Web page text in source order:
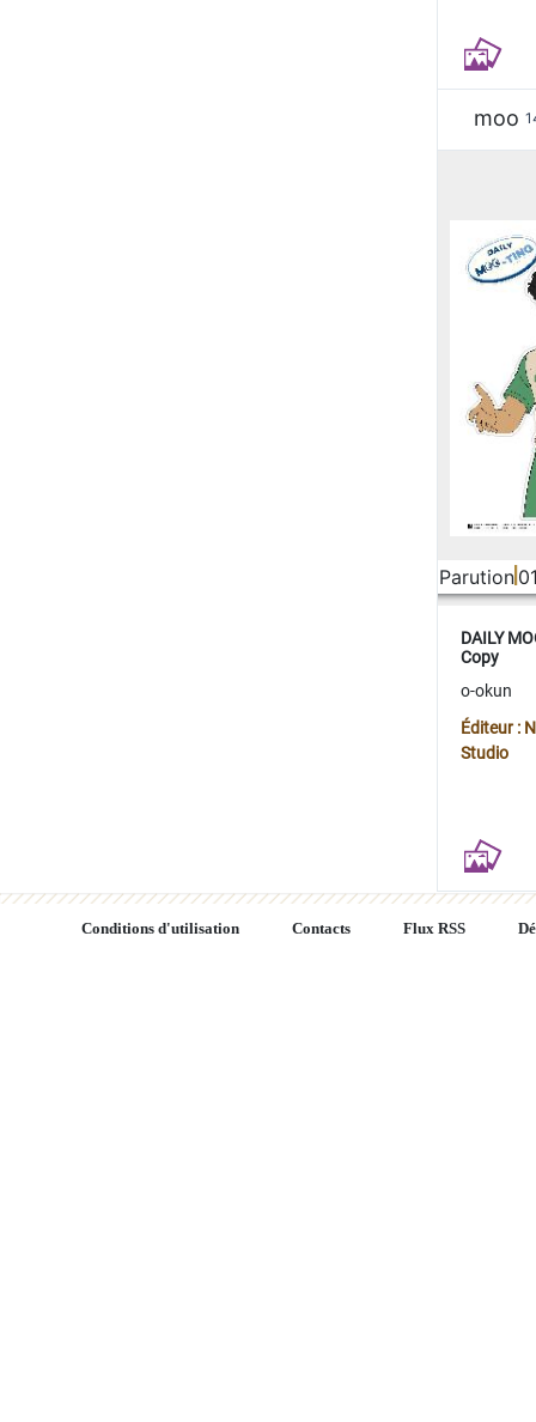
moo
Parution
DAILY
Copy
o-okun
Éditeur :
Studio
Conditions d'utilisation Contacts Flux RSS